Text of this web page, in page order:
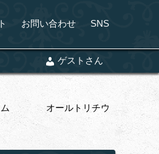
お問い合わせ SNS
ゲストさん
イム オールトリチウ